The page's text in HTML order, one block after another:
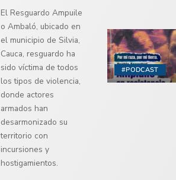
#PODCAST
El Resguardo Ampuile
o Ambaló, ubicado en
el municipio de Silvia,
Cauca, resguardo ha
sido víctima de todos
los tipos de violencia,
donde actores
armados han
desarmonizado su
territorio con
incursiones y
hostigamientos.